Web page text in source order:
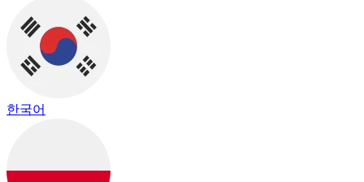
한국어